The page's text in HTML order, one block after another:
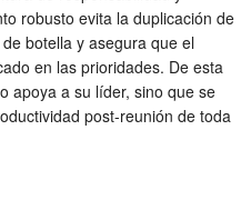
robusto evita la duplicación de
botella y asegura que el
en las prioridades. De esta
apoya a su líder, sino que se
post-reunión de toda